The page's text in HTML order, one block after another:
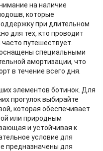
на наличие
которые
при длительном
для тех, кто проводит
путешествует.
специальными
амортизации, что
в течение всего дня.
элементов ботинок. Для
прогулок выбирайте
которая обеспечивает
или природным
и устойчивая к
условие для
предназначены для